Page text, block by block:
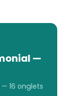
—
— 16 onglets